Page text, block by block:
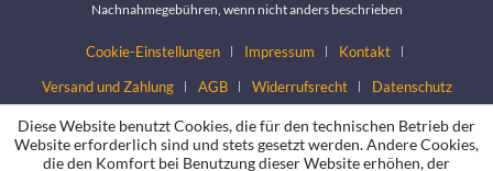
Nachnahmegebühren, wenn nicht anders beschrieben
Cookie-Einstellungen Impressum
Kontakt
Versand und Zahlung
AGB Widerrufsrecht Datenschutz
Diese Website benutzt Cookies, die für den technischen Betrieb der
Website erforderlich sind und stets gesetzt werden. Andere Cookies,
die den Komfort bei Benutzung dieser Website erhöhen, der